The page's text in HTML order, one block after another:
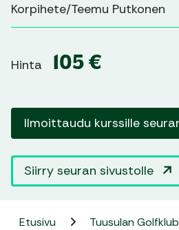
Korpihete/Teemu Putkonen
Hinta 105 €
Ilmoittaudu kurssille
Siirry seuran sivustolle
Etusivu Tuusulan